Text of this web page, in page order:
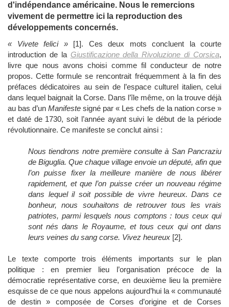
d'indépendance américaine. Nous le remercions
vivement de permettre ici la reproduction des
développements concernés.
« Vivete felici » [1]. Ces deux mots concluent la courte
introduction de la Giustificazione della Rivoluzione di Corsica,
livre que nous avons choisi comme fil conducteur de notre
propos. Cette formule se rencontrait fréquemment à la fin des
préfaces dédicatoires au sein de l’espace culturel italien, celui
dans lequel baignait la Corse. Dans l’île même, on la trouve déjà
au bas d’un Manifeste signé par « Les chefs de la nation corse »
et daté de 1730, soit l’année ayant suivi le début de la période
révolutionnaire. Ce manifeste se conclut ainsi :
Nous tiendrons notre première consulte à San Pancraziu
de Biguglia. Que chaque village envoie un député, afin que
l’on puisse fixer la meilleure manière de nous libérer
rapidement, et que l’on puisse créer un nouveau régime
dans lequel il soit possible de vivre heureux. Dans ce
bonheur, nous souhaitons de retrouver tous les vrais
patriotes, parmi lesquels nous comptons : tous ceux qui
sont nés dans le Royaume, et tous ceux qui ont dans
leurs veines du sang corse. Vivez heureux [2].
Le texte comporte trois éléments importants sur le plan
politique : en premier lieu l’organisation précoce de la
démocratie représentative corse, en deuxième lieu la première
esquisse de ce que nous appelons aujourd’hui la « communauté
de destin » composée de Corses d’origine et de Corses